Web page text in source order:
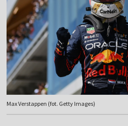
Max Verstappen (fot. Getty Images)